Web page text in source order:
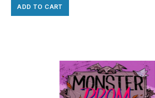
ADD TO CART